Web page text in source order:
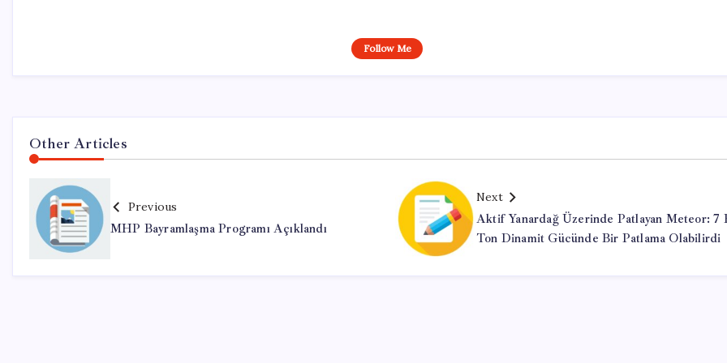
Follow Me
Other Articles
Previous
MHP Bayramlaşma Programı Açıklandı
Next
Aktif Yanardağ Üzerinde Patlayan Meteor: 7
Ton Dinamit Gücünde Bir Patlama Olabilirdi